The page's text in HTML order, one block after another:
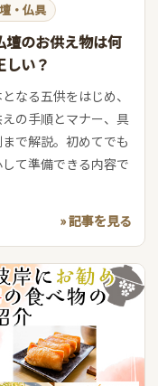
・仏具
壇のお供え物は何
しい？
なる五供をはじめ、
えの手順とマナー、具
で解説。初めてでも
て準備できる内容で
» 記事を見る